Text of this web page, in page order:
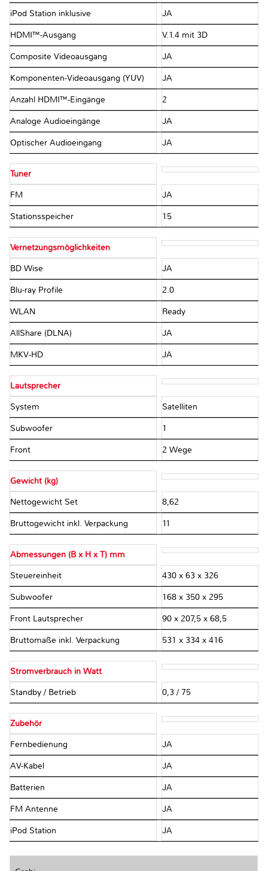
iPod Station inklusive JA
HDMI™-Ausgang V.1.4 mit 3D
Composite Videoausgang JA
Komponenten-Videoausgang (YUV) JA
Anzahl HDMI™-Eingänge 2
Analoge Audioeingänge JA
Optischer Audioeingang JA
Tuner
FM JA
Stationsspeicher 15
Vernetzungsmöglichkeiten
BD Wise JA
Blu-ray Profile 2.0
WLAN Ready
AllShare (DLNA) JA
MKV-HD JA
Lautsprecher
System Satelliten
Subwoofer 1
Front 2 Wege
Gewicht (kg)
Nettogewicht Set 8,62
Bruttogewicht inkl. Verpackung 11
Abmessungen (B x H x T) mm
Steuereinheit 430 x 63 x 326
Subwoofer 168 x 350 x 295
Front Lautsprecher 90 x 207,5 x 68,5
Bruttomaße inkl. Verpackung 531 x 334 x 416
Stromverbrauch in Watt
Standby / Betrieb 0,3 / 75
Zubehör
Fernbedienung JA
AV-Kabel JA
Batterien JA
FM Antenne JA
iPod Station JA